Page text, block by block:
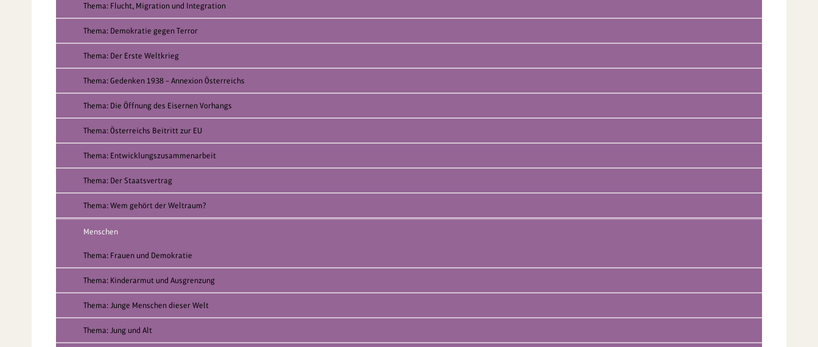
Thema: Flucht, Migration und Integration
Thema: Demokratie gegen Terror
Thema: Der Erste Weltkrieg
Thema: Gedenken 1938 – Annexion Österreichs
Thema: Die Öffnung des Eisernen Vorhangs
Thema: Österreichs Beitritt zur EU
Thema: Entwicklungszusammenarbeit
Thema: Der Staatsvertrag
Thema: Wem gehört der Weltraum?
Menschen
Thema: Frauen und Demokratie
Thema: Kinderarmut und Ausgrenzung
Thema: Junge Menschen dieser Welt
Thema: Jung und Alt